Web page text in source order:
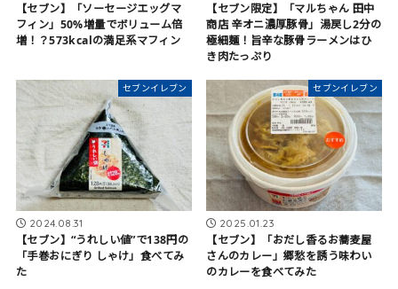
【セブン】「ソーセージエッグマ
フィン」50%増量でボリューム倍
増！？573kcalの満足系マフィン
【セブン限定】「マルちゃん 田中
商店 辛オニ濃厚豚骨」湯戻し2分の
極細麺！旨辛な豚骨ラーメンはひ
き肉たっぷり
セブンイレブン
2024.08.31
【セブン】“うれしい値”で138円の
「手巻おにぎり しゃけ」食べてみ
た
セブンイレブン
2025.01.23
【セブン】「おだし香るお蕎麦屋
さんのカレー」郷愁を誘う味わい
のカレーを食べてみた